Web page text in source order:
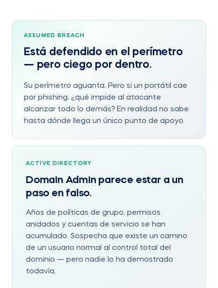
ASSUMED BREACH
Está defendido en el perímetro
— pero ciego por dentro.
Su perímetro aguanta. Pero si un portátil cae
por phishing, ¿qué impide al atacante
alcanzar todo lo demás? En realidad no sabe
hasta dónde llega un único punto de apoyo.
ACTIVE DIRECTORY
Domain Admin parece estar a un
paso en falso.
Años de políticas de grupo, permisos
anidados y cuentas de servicio se han
acumulado. Sospecha que existe un camino
de un usuario normal al control total del
dominio — pero nadie lo ha demostrado
todavía.